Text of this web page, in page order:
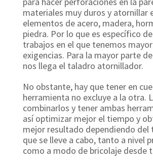
materiales muy duros y atornillar
elementos de acero, madera,
piedra. Por lo que es específico
trabajos en el que tenemos
exigencias. Para la mayor parte
nos llega el taladro atornillador.
No obstante, hay que tener en
herramienta no excluye a la otra.
combinarlos y tener ambas
así optimizar mejor el tiempo y
mejor resultado dependiendo del
que se lleve a cabo, tanto a nivel
como a modo de bricolaje desde